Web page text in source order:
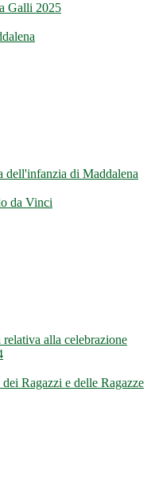
Galli 2025
dell'infanzia di Maddalena
da Vinci
alla celebrazione
Ragazzi e delle Ragazze